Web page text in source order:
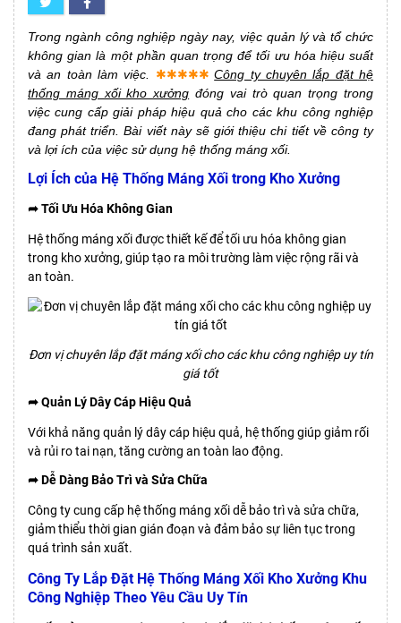
Trong ngành công nghiệp ngày nay, việc quản lý và tổ chức
không gian là một phần quan trọng để tối ưu hóa hiệu suất
và an toàn làm việc. ✱✱✱✱✱ Công ty chuyên lắp đặt hệ
thống máng xối kho xưởng đóng vai trò quan trọng trong
việc cung cấp giải pháp hiệu quả cho các khu công nghiệp
đang phát triển. Bài viết này sẽ giới thiệu chi tiết về công ty
và lợi ích của việc sử dụng hệ thống máng xối.
Lợi Ích của Hệ Thống Máng Xối trong Kho Xưởng
➦ Tối Ưu Hóa Không Gian
Hệ thống máng xối được thiết kế để tối ưu hóa không gian
trong kho xưởng, giúp tạo ra môi trường làm việc rộng rãi và
an toàn.
Đơn vị chuyên lắp đặt máng xối cho các khu công nghiệp uy tín
giá tốt
➦ Quản Lý Dây Cáp Hiệu Quả
Với khả năng quản lý dây cáp hiệu quả, hệ thống giúp giảm rối
và rủi ro tai nạn, tăng cường an toàn lao động.
➦ Dễ Dàng Bảo Trì và Sửa Chữa
Công ty cung cấp hệ thống máng xối dễ bảo trì và sửa chữa,
giảm thiểu thời gian gián đoạn và đảm bảo sự liên tục trong
quá trình sản xuất.
Công Ty Lắp Đặt Hệ Thống Máng Xối Kho Xưởng Khu
Công Nghiệp Theo Yêu Cầu Uy Tín